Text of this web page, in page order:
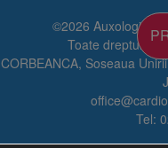
©2026 Auxologico
Toate drepturile
CORBEANCA, Soseaua
Tel: